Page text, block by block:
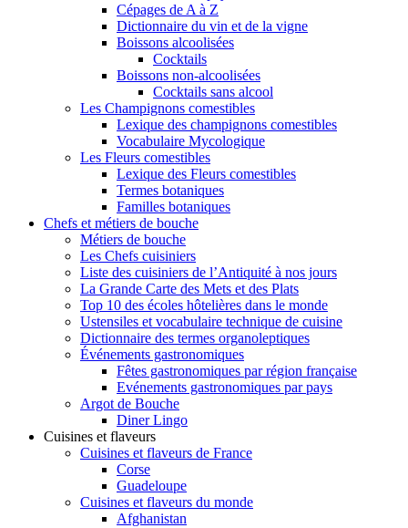
Cépages de A à Z
Dictionnaire du vin et de la vigne
Boissons alcoolisées
Cocktails
Boissons non-alcoolisées
Cocktails sans alcool
Les Champignons comestibles
Lexique des champignons comestibles
Vocabulaire Mycologique
Les Fleurs comestibles
Lexique des Fleurs comestibles
Termes botaniques
Familles botaniques
Chefs et métiers de bouche
Métiers de bouche
Les Chefs cuisiniers
Liste des cuisiniers de l’Antiquité à nos jours
La Grande Carte des Mets et des Plats
Top 10 des écoles hôtelières dans le monde
Ustensiles et vocabulaire technique de cuisine
Dictionnaire des termes organoleptiques
Événements gastronomiques
Fêtes gastronomiques par région française
Evénements gastronomiques par pays
Argot de Bouche
Diner Lingo
Cuisines et flaveurs
Cuisines et flaveurs de France
Corse
Guadeloupe
Cuisines et flaveurs du monde
Afghanistan